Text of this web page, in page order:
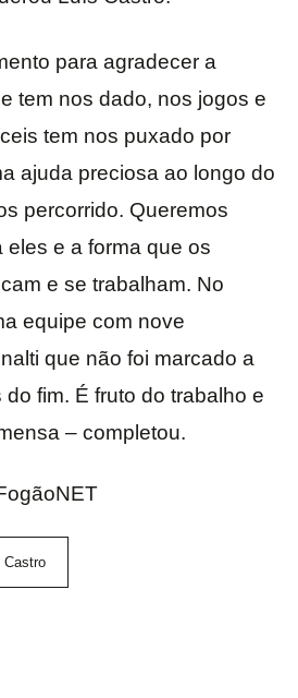
para agradecer a
tem nos dado, nos jogos e
tem nos puxado por
ajuda preciosa ao longo do
percorrido. Queremos
eles e a forma que os
e se trabalham. No
equipe com nove
que não foi marcado a
fim. É fruto do trabalho e
– completou.
Castro